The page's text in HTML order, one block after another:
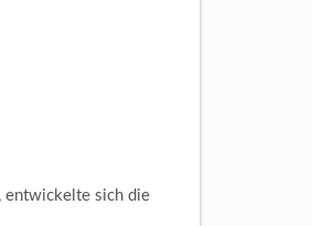
entwickelte sich die